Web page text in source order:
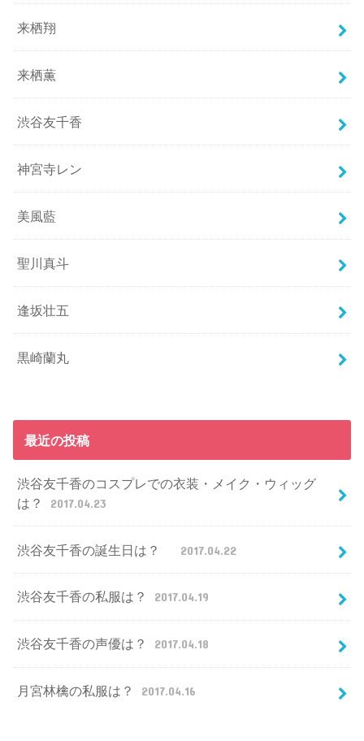
来栖翔
来栖薫
渋谷友千香
神宮寺レン
美風藍
聖川真斗
逢坂壮五
黒崎蘭丸
最近の投稿
渋谷友千香のコスプレでの衣装・メイク・ウィッグ
は？
2017.04.23
渋谷友千香の誕生日は？ 2017.04.22
渋谷友千香の私服は？ 2017.04.19
渋谷友千香の声優は？ 2017.04.18
月宮林檎の私服は？ 2017.04.16